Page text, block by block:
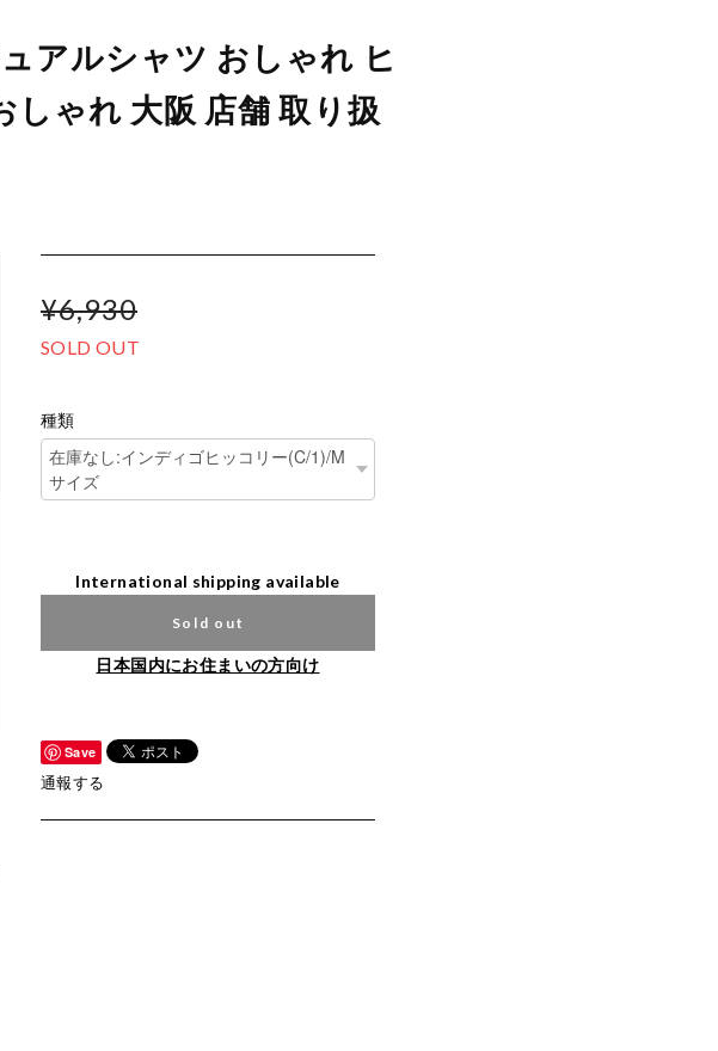
アルシャツ おしゃれ ヒ
ゃれ 大阪 店舗 取り扱
¥6,930
SOLD OUT
種類
International shipping available
Sold out
日本国内にお住まいの方向け
Save
通報する